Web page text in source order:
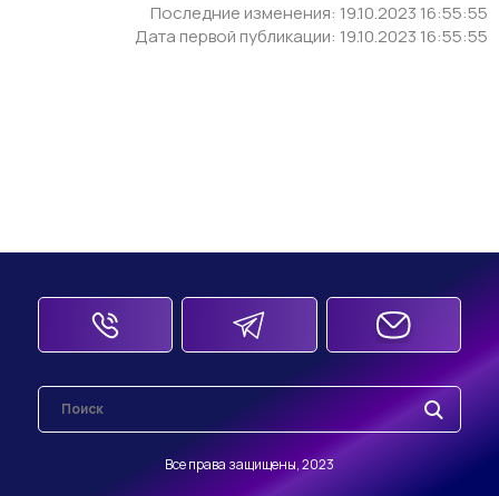
Последние изменения: 19.10.2023 16:55:55
Дата первой публикации: 19.10.2023 16:55:55
Все права защищены, 2023